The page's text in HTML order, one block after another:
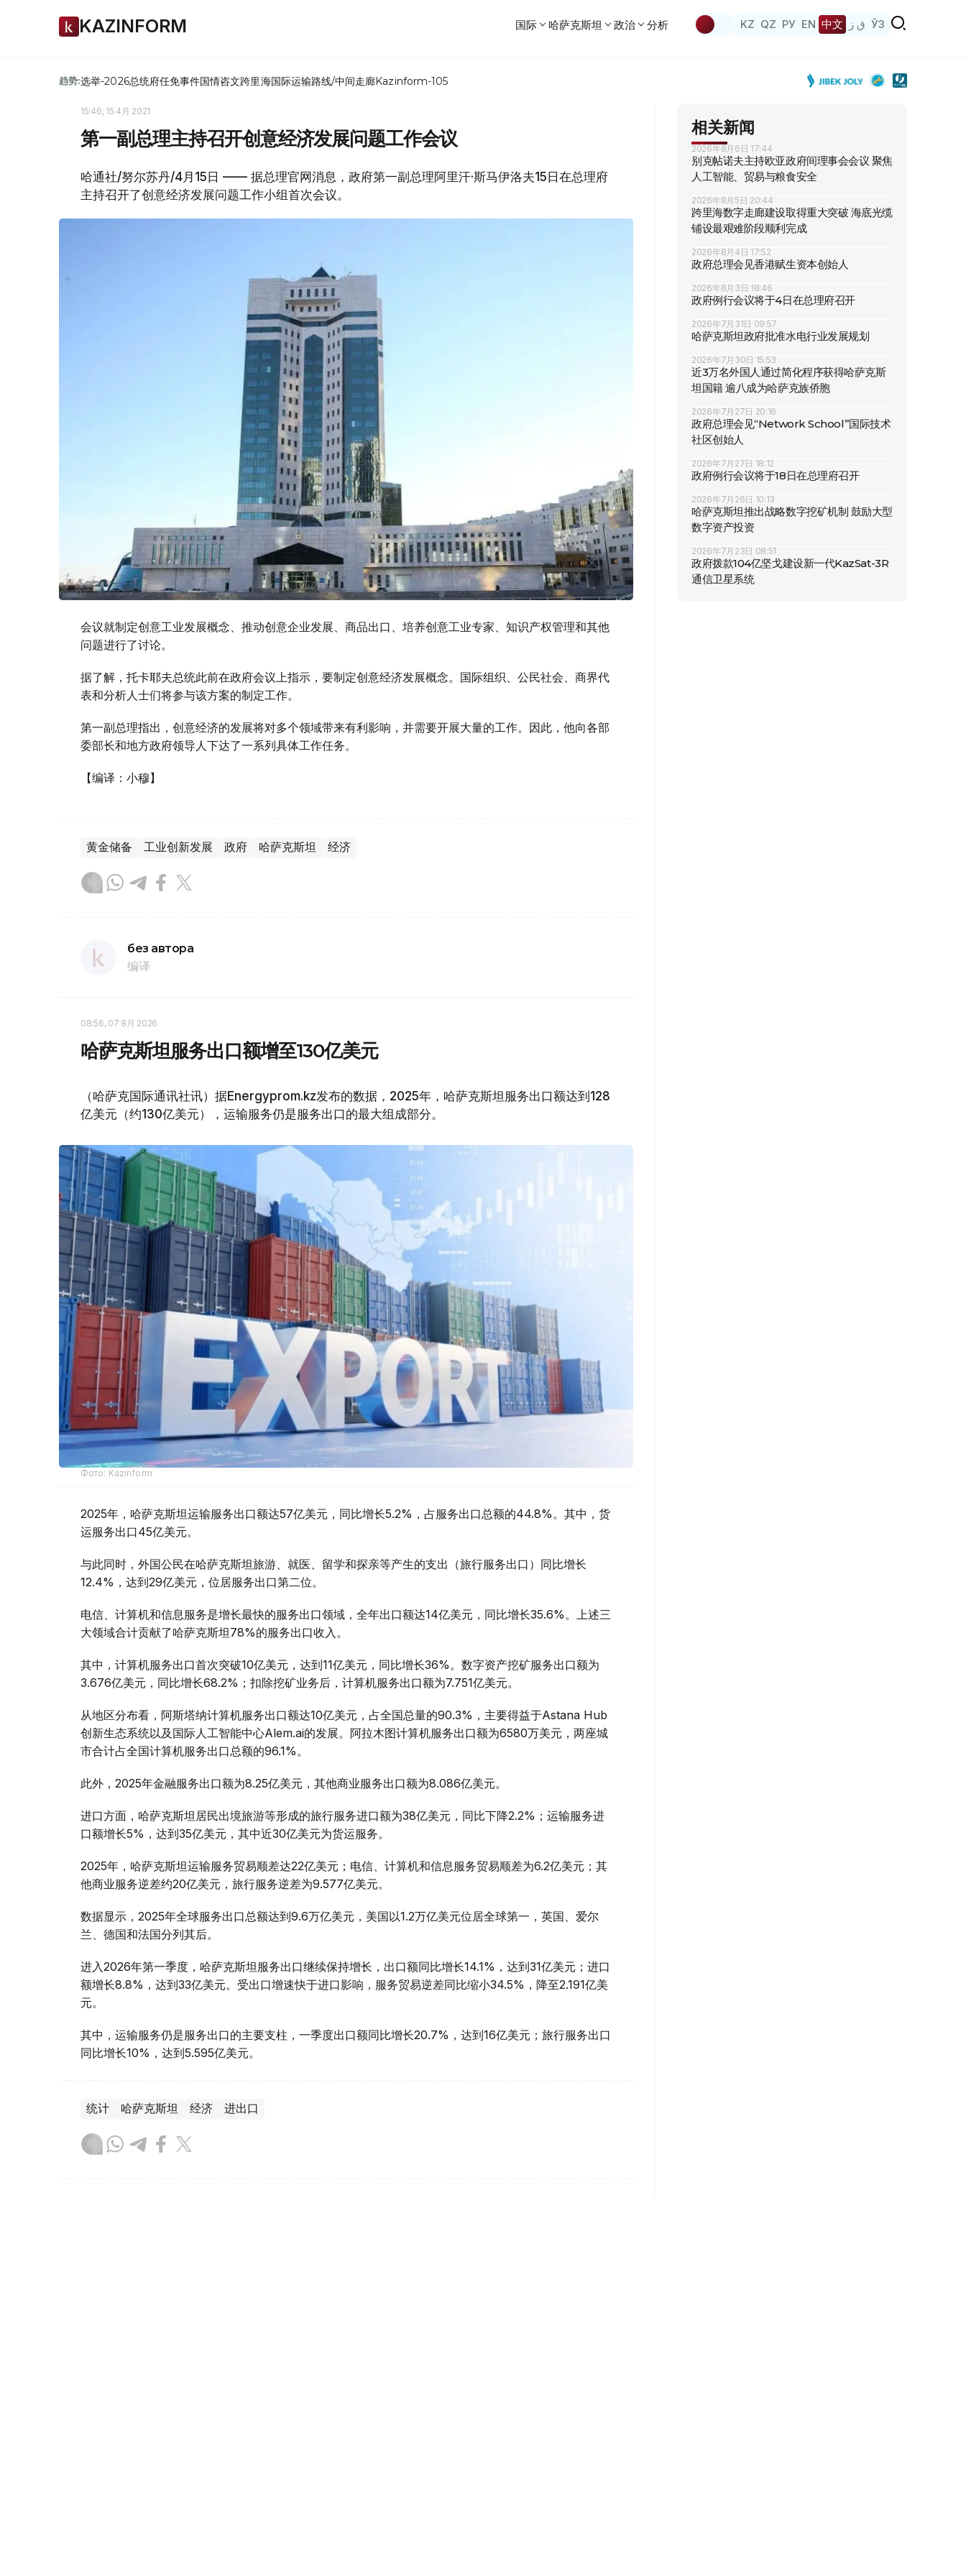
KAZINFORM 国际 哈萨克斯坦 政治 分析 KZ QZ РУ EN 中文 ق ز ЎЗ
趋势:选举-2026总统府任免事件国情咨文跨里海国际运输路线/中间走廊Kazinform-105
15:46, 15 4月 2021
第一副总理主持召开创意经济发展问题工作会议
哈通社/努尔苏丹/4月15日 —— 据总理官网消息，政府第一副总理阿里汗·斯马伊洛夫15日在总理府
主持召开了创意经济发展问题工作小组首次会议。
会议就制定创意工业发展概念、推动创意企业发展、商品出口、培养创意工业专家、知识产权管理和其他
问题进行了讨论。
据了解，托卡耶夫总统此前在政府会议上指示，要制定创意经济发展概念。国际组织、公民社会、商界代
表和分析人士们将参与该方案的制定工作。
第一副总理指出，创意经济的发展将对多个领域带来有利影响，并需要开展大量的工作。因此，他向各部
委部长和地方政府领导人下达了一系列具体工作任务。
【编译：小穆】
黄金储备 工业创新发展 政府 哈萨克斯坦 经济
без автора
编译
08:56, 07 8月 2026
哈萨克斯坦服务出口额增至130亿美元
（哈萨克国际通讯社讯）据Energyprom.kz发布的数据，2025年，哈萨克斯坦服务出口额达到128
亿美元（约130亿美元），运输服务仍是服务出口的最大组成部分。
Фото: Kazinform
2025年，哈萨克斯坦运输服务出口额达57亿美元，同比增长5.2%，占服务出口总额的44.8%。其中，货
运服务出口45亿美元。
与此同时，外国公民在哈萨克斯坦旅游、就医、留学和探亲等产生的支出（旅行服务出口）同比增长
12.4%，达到29亿美元，位居服务出口第二位。
电信、计算机和信息服务是增长最快的服务出口领域，全年出口额达14亿美元，同比增长35.6%。上述三
大领域合计贡献了哈萨克斯坦78%的服务出口收入。
其中，计算机服务出口首次突破10亿美元，达到11亿美元，同比增长36%。数字资产挖矿服务出口额为
3.676亿美元，同比增长68.2%；扣除挖矿业务后，计算机服务出口额为7.751亿美元。
从地区分布看，阿斯塔纳计算机服务出口额达10亿美元，占全国总量的90.3%，主要得益于Astana Hub
创新生态系统以及国际人工智能中心Alem.ai的发展。阿拉木图计算机服务出口额为6580万美元，两座城
市合计占全国计算机服务出口总额的96.1%。
此外，2025年金融服务出口额为8.25亿美元，其他商业服务出口额为8.086亿美元。
进口方面，哈萨克斯坦居民出境旅游等形成的旅行服务进口额为38亿美元，同比下降2.2%；运输服务进
口额增长5%，达到35亿美元，其中近30亿美元为货运服务。
2025年，哈萨克斯坦运输服务贸易顺差达22亿美元；电信、计算机和信息服务贸易顺差为6.2亿美元；其
他商业服务逆差约20亿美元，旅行服务逆差为9.577亿美元。
数据显示，2025年全球服务出口总额达到9.6万亿美元，美国以1.2万亿美元位居全球第一，英国、爱尔
兰、德国和法国分列其后。
进入2026年第一季度，哈萨克斯坦服务出口继续保持增长，出口额同比增长14.1%，达到31亿美元；进口
额增长8.8%，达到33亿美元。受出口增速快于进口影响，服务贸易逆差同比缩小34.5%，降至2.191亿美
元。
其中，运输服务仍是服务出口的主要支柱，一季度出口额同比增长20.7%，达到16亿美元；旅行服务出口
同比增长10%，达到5.595亿美元。
统计 哈萨克斯坦 经济 进出口
相关新闻
2026年8月6日 17:44
别克帖诺夫主持欧亚政府间理事会会议 聚焦
人工智能、贸易与粮食安全
2026年8月5日 20:44
跨里海数字走廊建设取得重大突破 海底光缆
铺设最艰难阶段顺利完成
2026年8月4日 17:52
政府总理会见香港赋生资本创始人
2026年8月3日 18:46
政府例行会议将于4日在总理府召开
2026年7月31日 09:57
哈萨克斯坦政府批准水电行业发展规划
2026年7月30日 15:53
近3万名外国人通过简化程序获得哈萨克斯
坦国籍 逾八成为哈萨克族侨胞
2026年7月27日 20:16
政府总理会见“Network School”国际技术
社区创始人
2026年7月27日 18:12
政府例行会议将于18日在总理府召开
2026年7月26日 10:13
哈萨克斯坦推出战略数字挖矿机制 鼓励大型
数字资产投资
2026年7月23日 08:51
政府拨款104亿坚戈建设新一代KazSat-3R
通信卫星系统